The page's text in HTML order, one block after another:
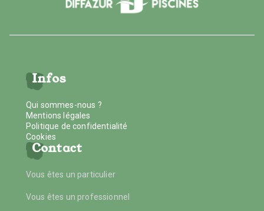
Infos
Qui sommes-nous ?
Mentions légales
Politique de confidentialité
Cookies
Contact
Vous êtes un particulier
Vous êtes un professionnel